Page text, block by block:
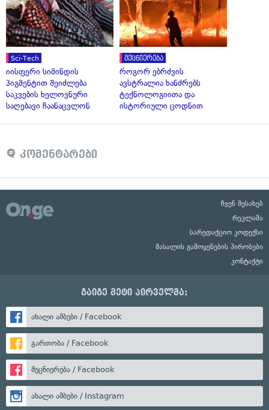
Sci-Tech
იისფერი სიმინდის
პიგმენტით შეიძლება
საკვების ხელოვნური
საღებავი ჩაანაცვლონ
მეცნიერება
როგორ ებრძვის
ავსტრალია ხანძრებს
ტექნოლოგიითა და
ისტორიული ცოდნით
კომენტარები
ჩვენ შესახებ
რეკლამა
სარედაქციო კოდექსი
მასალის გამოყენების პირობები
კონტაქტი
გაიგე მეტი პირველმა:
ახალი ამბები / Facebook
გართობა / Facebook
მეცნიერება / Facebook
ახალი ამბები / Instagram